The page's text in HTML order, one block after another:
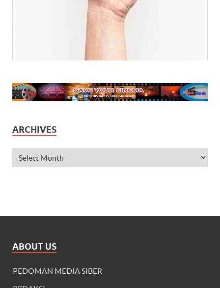
ARCHIVES
ABOUT US
PEDOMAN MEDIA SIBER